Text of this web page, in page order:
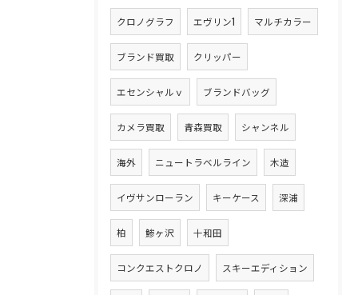
クロノグラフ エヴリン1 マルチカラー
ブランド買取 クリッパー
エセンシャルｖ ブランドバッグ
カメラ買取 青森買取 シャンネル
海外 ニュートラベルライン 木造
イヴサンローラン キーケース 深浦
柏 鯵ヶ沢 十和田
コンクエストクロノ スキーエディション